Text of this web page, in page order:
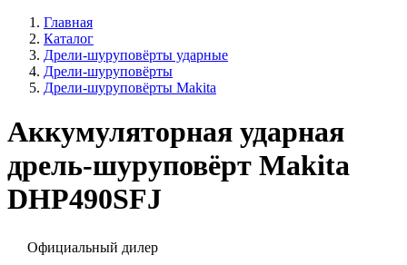
Главная
Каталог
Дрели-шуруповёрты ударные
Дрели-шуруповёрты
Дрели-шуруповёрты Makita
Аккумуляторная ударная
дрель-шуруповёрт Makita
DHP490SFJ
Официальный дилер